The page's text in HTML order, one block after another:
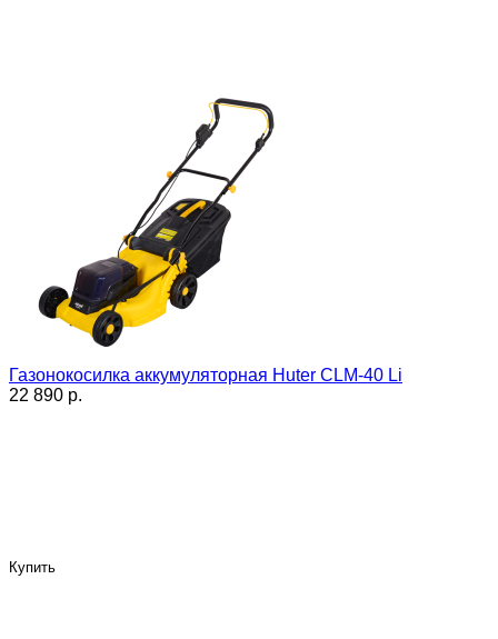
Газонокосилка аккумуляторная Huter CLM-40 Li
22 890 p.
Купить